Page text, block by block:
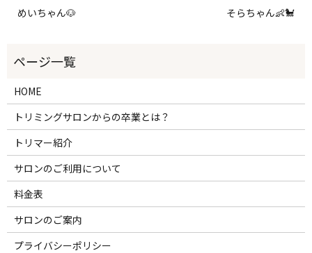
めいちゃん🐶 そらちゃん👶🐩
HOME
トリミングサロンからの卒業とは？
トリマー紹介
サロンのご利用について
料金表
サロンのご案内
プライバシーポリシー